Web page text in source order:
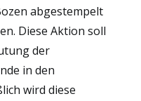
abgestempelt
Diese Aktion soll
der
in den
wird diese